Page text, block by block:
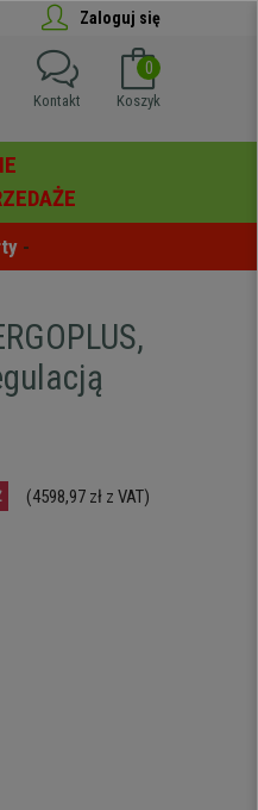
Zaloguj się
0
Koszyk
Kontakt
-
(4598,97 zł z VAT)